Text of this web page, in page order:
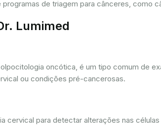
de triagem para cânceres, como
Lumimed
oncótica, é um tipo comum de
ou condições pré-cancerosas.
cervical para detectar alterações nas